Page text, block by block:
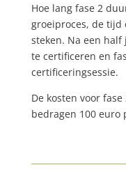
Hoe lang fase 2
groeiproces, de
steken. Na een
te certificeren en
certificeringsessie.
De kosten voor
bedragen 100 euro